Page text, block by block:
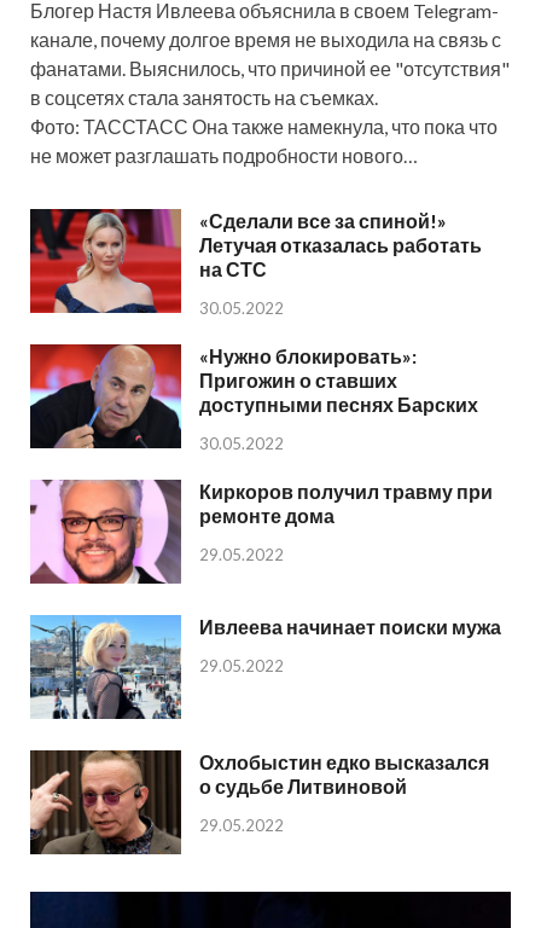
Блогер Настя Ивлеева объяснила в своем Telegram-
канале, почему долгое время не выходила на связь с
фанатами. Выяснилось, что причиной ее "отсутствия"
в соцсетях стала занятость на съемках.
Фото: ТАССТАСС Она также намекнула, что пока что
не может разглашать подробности нового…
«Сделали все за спиной!»
Летучая отказалась работать
на СТС
30.05.2022
«Нужно блокировать»:
Пригожин о ставших
доступными песнях Барских
30.05.2022
Киркоров получил травму при
ремонте дома
29.05.2022
Ивлеева начинает поиски мужа
29.05.2022
Охлобыстин едко высказался
о судьбе Литвиновой
29.05.2022